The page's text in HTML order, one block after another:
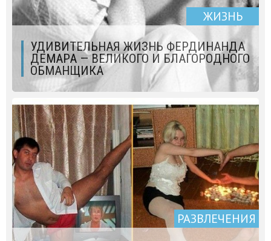
ЖИЗНЬ
УДИВИТЕЛЬНАЯ ЖИЗНЬ ФЕРДИНАНДА
ДЕМАРА — ВЕЛИКОГО И БЛАГОРОДНОГО
ОБМАНЩИКА
РАЗВЛЕЧЕНИЯ